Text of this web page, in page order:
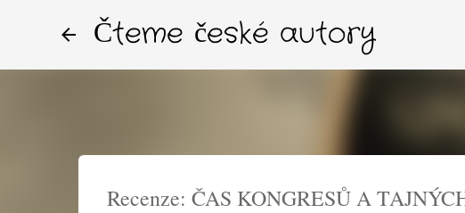
Čteme české autory
Recenze: ČAS KONGRESŮ A